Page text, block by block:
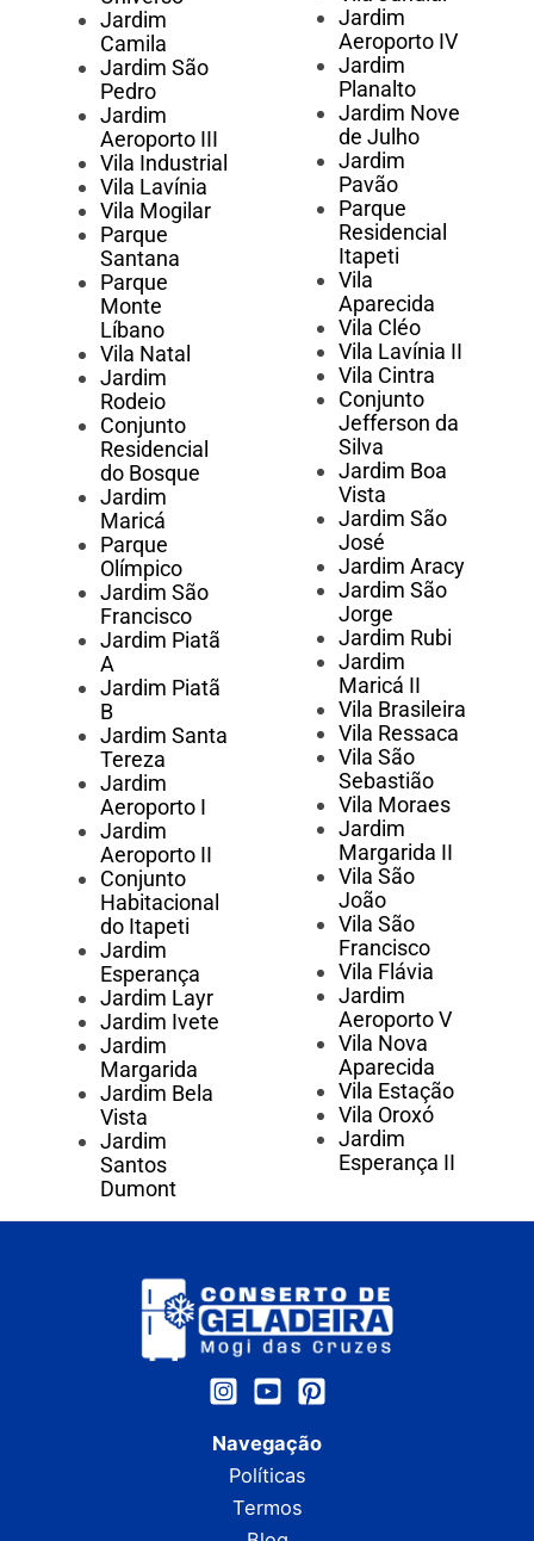
Jardim
Camila
Jardim São
Pedro
Jardim
Aeroporto III
Vila Industrial
Vila Lavínia
Vila Mogilar
Parque
Santana
Parque
Monte
Líbano
Vila Natal
Jardim
Rodeio
Conjunto
Residencial
do Bosque
Jardim
Maricá
Parque
Olímpico
Jardim São
Francisco
Jardim Piatã
A
Jardim Piatã
B
Jardim Santa
Tereza
Jardim
Aeroporto I
Jardim
Aeroporto II
Conjunto
Habitacional
do Itapeti
Jardim
Esperança
Jardim Layr
Jardim Ivete
Jardim
Margarida
Jardim Bela
Vista
Jardim
Santos
Dumont
Jardim
Aeroporto IV
Jardim
Planalto
Jardim Nove
de Julho
Jardim
Pavão
Parque
Residencial
Itapeti
Vila
Aparecida
Vila Cléo
Vila Lavínia II
Vila Cintra
Conjunto
Jefferson da
Silva
Jardim Boa
Vista
Jardim São
José
Jardim Aracy
Jardim São
Jorge
Jardim Rubi
Jardim
Maricá II
Vila Brasileira
Vila Ressaca
Vila São
Sebastião
Vila Moraes
Jardim
Margarida II
Vila São
João
Vila São
Francisco
Vila Flávia
Jardim
Aeroporto V
Vila Nova
Aparecida
Vila Estação
Vila Oroxó
Jardim
Esperança II
Navegação
Políticas
Termos